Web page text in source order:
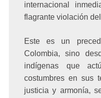
internacional
flagrante violación
Este es un
Colombia, sino
indígenas que
costumbres en sus
justicia y armonía,